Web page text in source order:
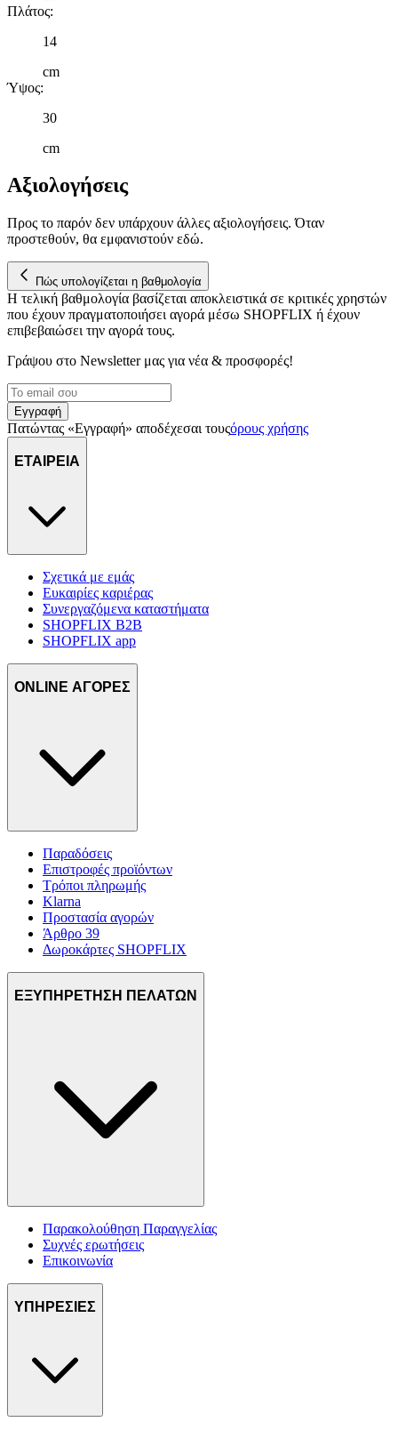
πληροφορίες σχετικά με την από μέρους σας χρήση της
δικτύωσης, διαφημίσεων και ανάλυσης.
Πλάτος:
14
cm
Ύψος:
30
cm
Αξιολογήσεις
Προς το παρόν δεν υπάρχουν άλλες αξιολογήσεις. Όταν
προστεθούν, θα εμφανιστούν εδώ.
Πώς υπολογίζεται η βαθμολογία
Η τελική βαθμολογία βασίζεται αποκλειστικά σε κριτικές χρηστών
που έχουν πραγματοποιήσει αγορά μέσω SHOPFLIX ή έχουν
επιβεβαιώσει την αγορά τους.
Γράψου στο Νewsletter μας για νέα & προσφορές!
Εγγραφή
Πατώντας «Εγγραφή» αποδέχεσαι τουςόρους χρήσης
ΕΤΑΙΡΕΙΑ
Σχετικά με εμάς
Ευκαιρίες καριέρας
Συνεργαζόμενα καταστήματα
SHOPFLIX B2B
SHOPFLIX app
ONLINE ΑΓΟΡΕΣ
Παραδόσεις
Επιστροφές προϊόντων
Τρόποι πληρωμής
Klarna
Προστασία αγορών
Άρθρο 39
Δωροκάρτες SHOPFLIX
ΕΞΥΠΗΡΕΤΗΣΗ ΠΕΛΑΤΩΝ
Παρακολούθηση Παραγγελίας
Συχνές ερωτήσεις
Επικοινωνία
ΥΠΗΡΕΣΙΕΣ